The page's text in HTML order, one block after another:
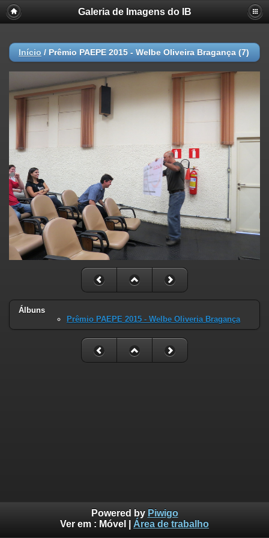
Galeria de Imagens do IB
Início / Prêmio PAEPE 2015 - Welbe Oliveira Bragança (7)
Álbuns
Prêmio PAEPE 2015 - Welbe Oliveria Bragança
Powered by Piwigo
Ver em : Móvel Área de trabalho